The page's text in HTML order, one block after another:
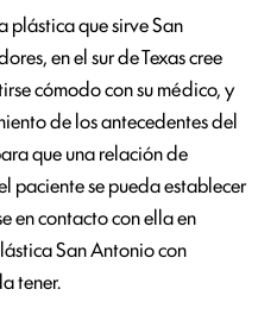
plástica que sirve San
en el sur de Texas cree
cómodo con su médico, y
de los antecedentes del
que una relación de
paciente se pueda establecer
en contacto con ella en
San Antonio con
tener.